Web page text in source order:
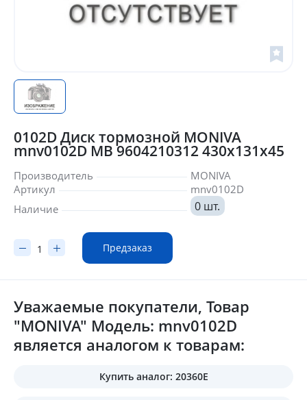
0102D Диск тормозной MONIVA
mnv0102D MB 9604210312 430х131x45
Производитель
MONIVA
Артикул
mnv0102D
Наличие
0 шт.
Предзаказ
Уважаемые покупатели, Товар
"MONIVA" Модель: mnv0102D
является аналогом к товарам:
Купить аналог: 20360E